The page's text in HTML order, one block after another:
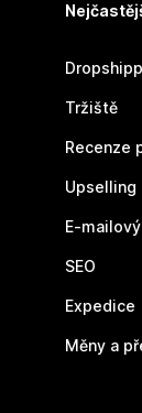
Tržiště
Recenze
Upselling
E-
SEO
Expedice
Měny a